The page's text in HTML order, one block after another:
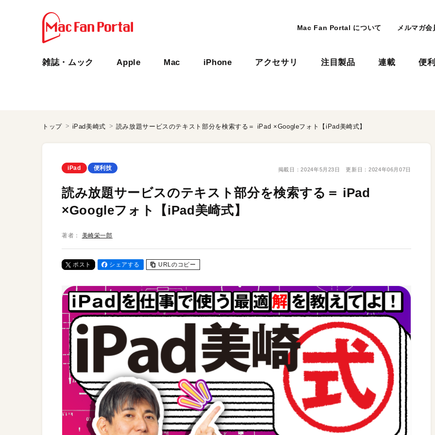
Mac Fan Portal について メルマガ会
雑誌・ムック Apple Mac iPhone アクセサリ 注目製品 連載 便
トップ iPad美崎式 読み放題サービスのテキスト部分を検索する＝ iPad ×Googleフォト【iPad美崎式】
iPad 便利技 掲載日：2024年5月23日 更新日： 2024年06月07日
読み放題サービスのテキスト部分を検索する＝ iPad
×Googleフォト【iPad美崎式】
著者： 美崎栄一郎
ポスト シェアする URLのコピー